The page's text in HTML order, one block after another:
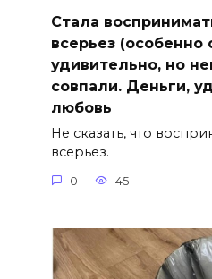
Стала
всерьез (особенно
удивительно, но
совпали. Деньги,
любовь
Не сказать, что
всерьез.
0 45